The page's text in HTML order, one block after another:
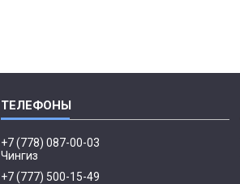
+7 (778) 087-00-03
Чингиз
+7 (777) 500-15-49